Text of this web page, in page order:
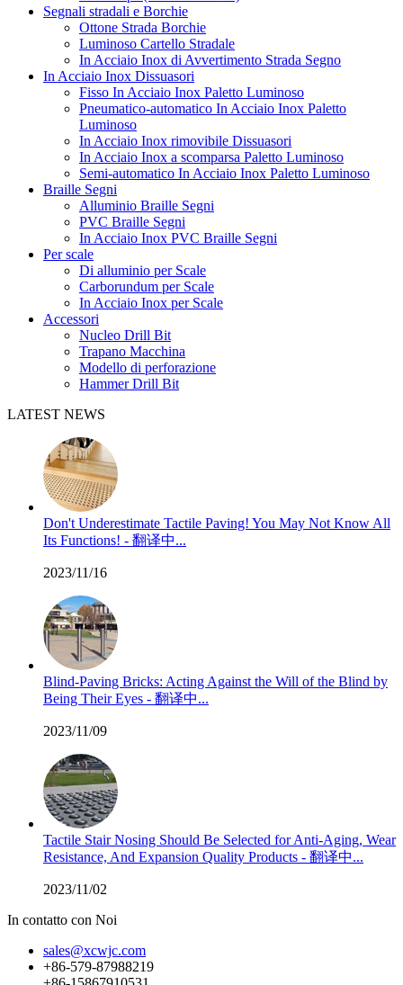
Segnali stradali e Borchie
Ottone Strada Borchie
Luminoso Cartello Stradale
In Acciaio Inox di Avvertimento Strada Segno
In Acciaio Inox Dissuasori
Fisso In Acciaio Inox Paletto Luminoso
Pneumatico-automatico In Acciaio Inox Paletto
Luminoso
In Acciaio Inox rimovibile Dissuasori
In Acciaio Inox a scomparsa Paletto Luminoso
Semi-automatico In Acciaio Inox Paletto Luminoso
Braille Segni
Alluminio Braille Segni
PVC Braille Segni
In Acciaio Inox PVC Braille Segni
Per scale
Di alluminio per Scale
Carborundum per Scale
In Acciaio Inox per Scale
Accessori
Nucleo Drill Bit
Trapano Macchina
Modello di perforazione
Hammer Drill Bit
LATEST NEWS
Don't Underestimate Tactile Paving! You May Not Know All
Its Functions! - 翻译中...
2023/11/16
Blind-Paving Bricks: Acting Against the Will of the Blind by
Being Their Eyes - 翻译中...
2023/11/09
Tactile Stair Nosing Should Be Selected for Anti-Aging, Wear
Resistance, And Expansion Quality Products - 翻译中...
2023/11/02
In contatto con Noi
sales@xcwjc.com
+86-579-87988219